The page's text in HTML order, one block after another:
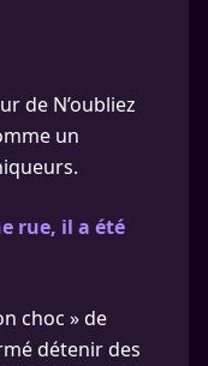
de N’oubliez
un
rue, il a été
choc » de
détenir des